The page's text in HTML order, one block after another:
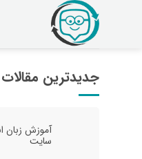
جدیدترین مقالات
آموزش زبان
سایت